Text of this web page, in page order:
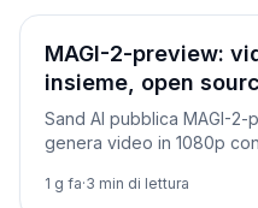
Novità
MAGI-2-preview:
insieme, open
Sand AI pubblica MAGI-
genera video in 1080p
1 g fa·3 min di lettura